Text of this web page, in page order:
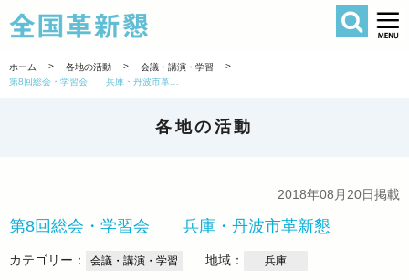
全国革新懇
検索
ホーム > 各地の活動 > 会議・講演・学習
>
各地の活動
2018年08月20日掲載
第8回総会・学習会 兵庫・丹波市革新懇
カテゴリー： 会議・講演・学習 地域： 兵庫